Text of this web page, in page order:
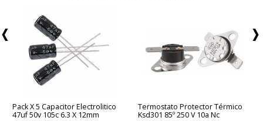
Pack X 5 Capacitor Electrolitico
47uf 50v 105c 6.3 X 12mm
Termostato Protector Térmico
Ksd301 85º 250 V 10a Nc